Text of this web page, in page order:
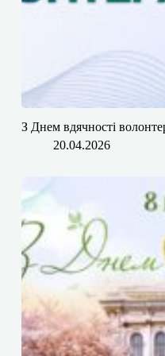
З Днем вдячності
20.04.2026